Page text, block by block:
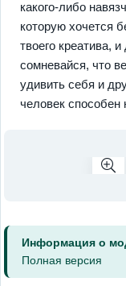
какого-либо
которую хочется
твоего креатива,
сомневайся, что
удивить себя и
человек способен
Информация о
Полная версия